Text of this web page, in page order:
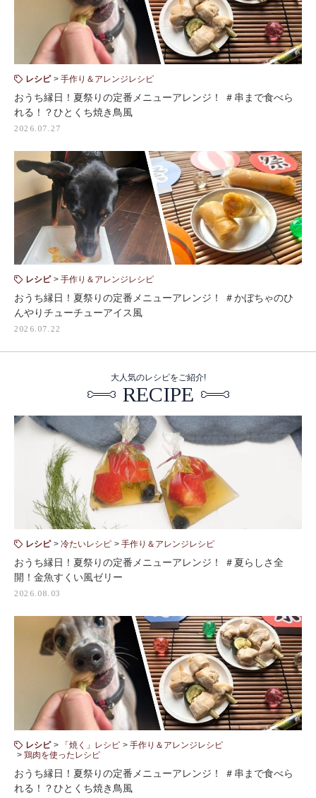
レシピ 手作り＆アレンジレシピ
おうち縁日！夏祭りの定番メニューアレンジ！ ＃串まで食べら
れる！？ひとくち焼き鳥風
2026.07.27
レシピ 手作り＆アレンジレシピ
おうち縁日！夏祭りの定番メニューアレンジ！ ＃かぼちゃのひ
んやりチューチューアイス風
2026.07.22
大人気のレシピをご紹介!
RECIPE
レシピ 冷たいレシピ 手作り＆アレンジレシピ
おうち縁日！夏祭りの定番メニューアレンジ！ ＃夏らしさ全
開！金魚すくい風ゼリー
2026.08.03
レシピ 「焼く」レシピ
手作り＆アレンジレシピ
鶏肉を使ったレシピ
おうち縁日！夏祭りの定番メニューアレンジ！ ＃串まで食べら
れる！？ひとくち焼き鳥風